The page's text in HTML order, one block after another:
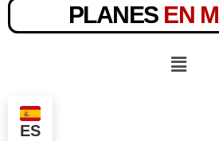
PLANES EN
ES